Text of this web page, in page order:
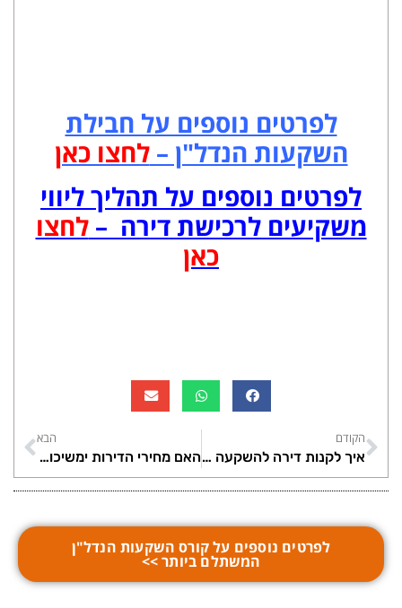
לפרטים נוספים על חבילת
השקעות הנדל"ן –לחצו כאן
לפרטים נוספים על תהליך ליווי
משקיעים לרכישת דירה –לחצו
כאן
הקודם
איך לקנות דירה להשקעה בזול?
הבא
האם מחירי הדירות ימשיכו לעלות?
לפרטים נוספים על קורס השקעות הנדל"ן
המשתלם ביותר >>